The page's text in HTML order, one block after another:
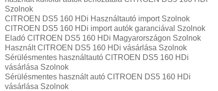
Szolnok
CITROEN DS5 160 HDi Használtautó import Szolnok
CITROEN DS5 160 HDi import autók garanciával Szolnok
Eladó CITROEN DS5 160 HDi Magyarországon‎ Szolnok
Használt CITROEN DS5 160 HDi vásárlása Szolnok
Sérülésmentes használtautó CITROEN DS5 160 HDi
vásárlása Szolnok
Sérülésmentes használt autó CITROEN DS5 160 HDi
vásárlása Szolnok